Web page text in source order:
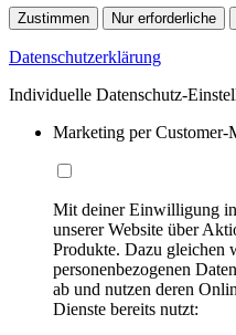
Zustimmen Nur erforderliche
Datenschutzerklärung
Individuelle Datenschutz-
Marketing per Customer-
Mit deiner Einwilligung
unserer Website über
Produkte. Dazu gleichen
personenbezogenen
ab und nutzen deren
Dienste bereits nutzt: